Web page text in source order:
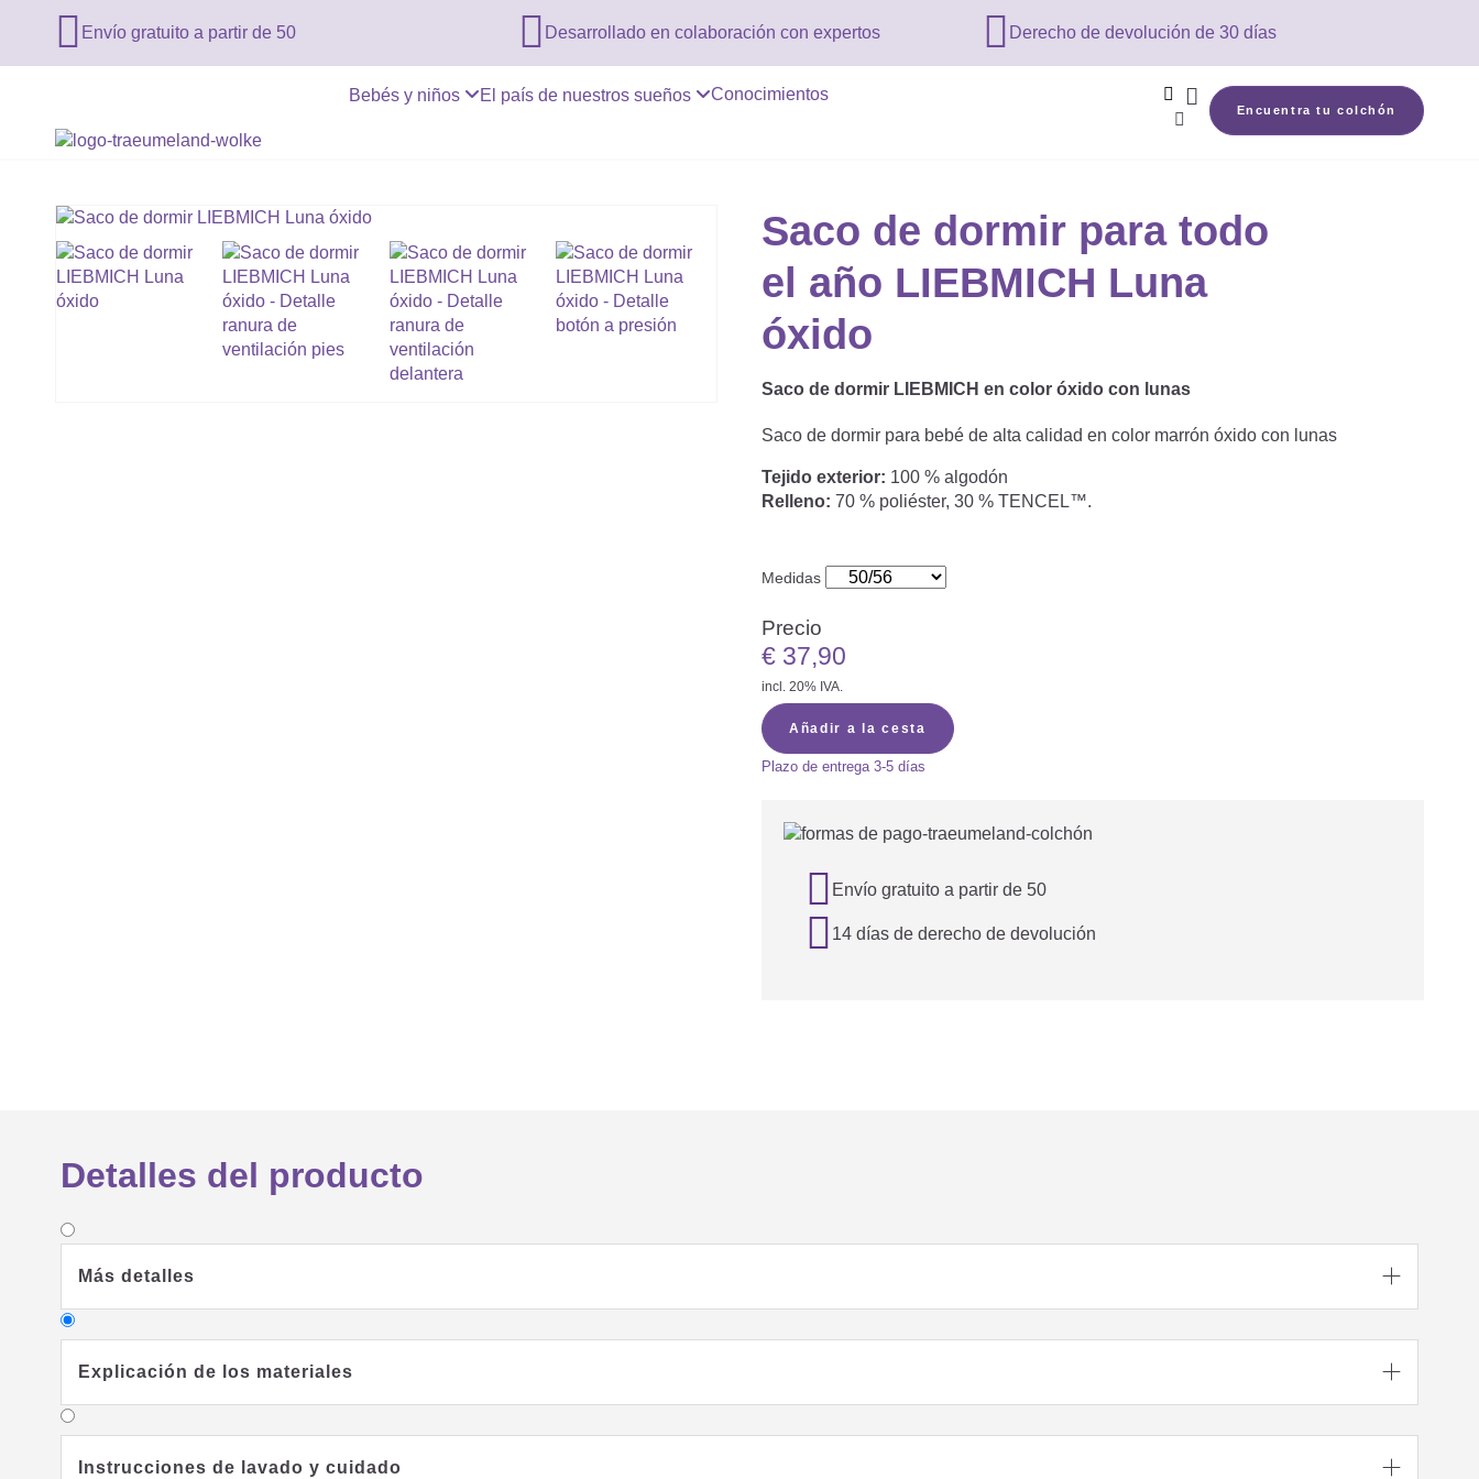
 Envío gratuito a partir de 50  Desarrollado en colaboración con expertos  Derecho de devolución de 30 días
Bebés y niños El país de nuestros sueños Conocimientos



Encuentra tu colchón
Saco de dormir para todo
el año LIEBMICH Luna
óxido
Saco de dormir LIEBMICH en color óxido con lunas
Saco de dormir para bebé de alta calidad en color marrón óxido con lunas
Tejido exterior: 100 % algodón
Relleno: 70 % poliéster, 30 % TENCEL™.
Medidas
Precio
€ 37,90
incl. 20% IVA.
Añadir a la cesta
Plazo de entrega 3-5 días
 Envío gratuito a partir de 50
 14 días de derecho de devolución
Detalles del producto
Más detalles 
Explicación de los materiales 
Instrucciones de lavado y cuidado 